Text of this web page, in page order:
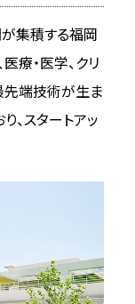
集積する福岡
療・医学、クリ
先端技術が生ま
、スタートアッ